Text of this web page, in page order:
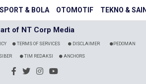
SPORT & BOLA OTOMOTIF TEKNO &
of NT Corp Media
TERMS OF SERVICES DISCLAIMER PEDOMAN
TIM REDAKSI ANCHORS